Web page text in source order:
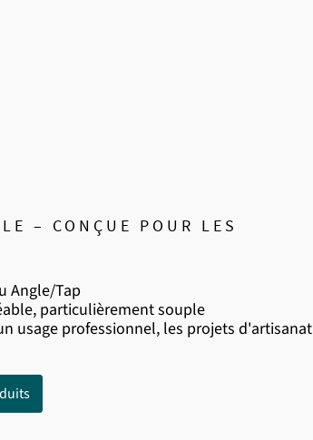
– CONÇUE POUR LES
Angle/Tap
particulièrement souple
usage professionnel, les projets d'artisanat